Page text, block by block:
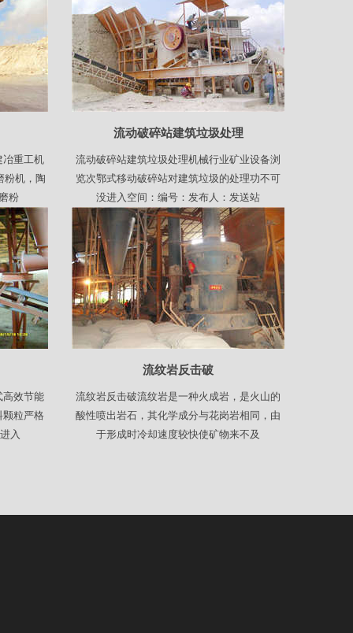
冶重工机
粉机，陶
粉
流动破碎站建筑垃圾处理
流动破碎站建筑垃圾处理机械行业矿业设备浏
览次鄂式移动破碎站对建筑垃圾的处理功不可
没进入空间：编号：发布人：发送站
高效节能
颗粒严格
入
流纹岩反击破
流纹岩反击破流纹岩是一种火成岩，是火山的
酸性喷出岩石，其化学成分与花岗岩相同，由
于形成时冷却速度较快使矿物来不及